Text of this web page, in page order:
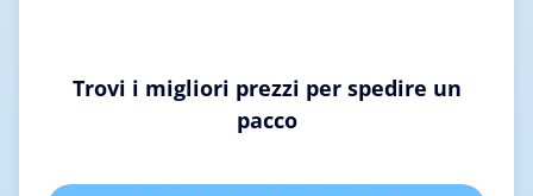
Trovi i migliori prezzi per spedire un
pacco